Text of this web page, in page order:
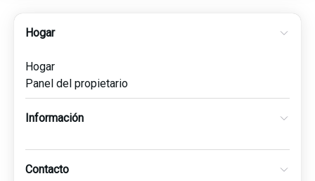
Hogar
Hogar
Panel del propietario
Información
Contacto